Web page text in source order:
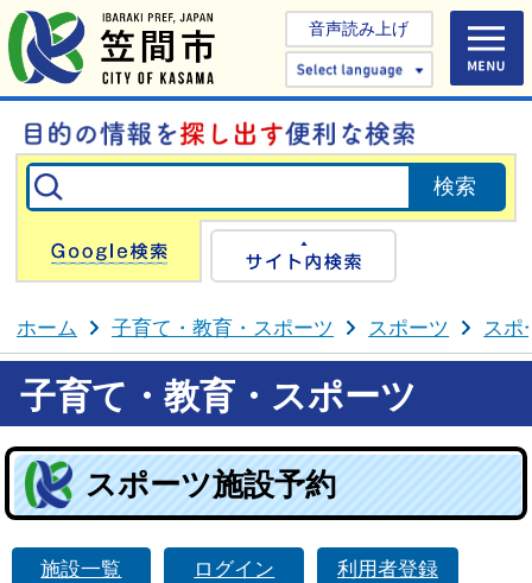
音声読み上げ
Select
Google検索
ホーム 子育て・教育・スポーツ スポーツ スポ
子育て・教育・スポーツ
スポーツ施設予約
施設一覧 ログイン 利用者登録